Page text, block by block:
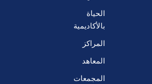
الحياة
بالأكاديمية
المراكز
المعاهد
المجمعات